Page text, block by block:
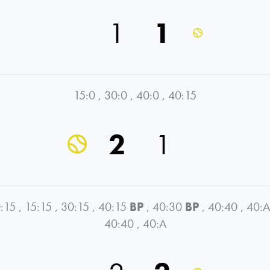
1 1
15:0 , 30:0 , 40:0 , 40:15
2 1
, 15:15 , 30:15 , 40:15 BP , 40:30 BP , 40:40 , 40:A
40:40 , 40:A